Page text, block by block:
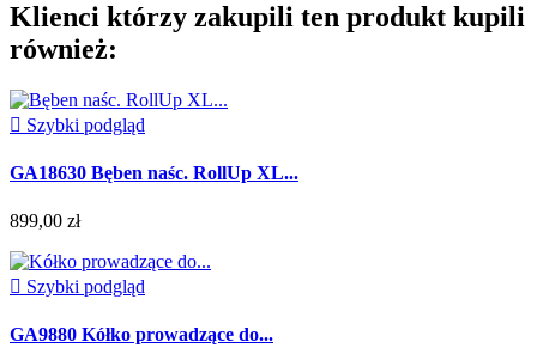
Klienci którzy zakupili ten produkt kupili
również:
 Szybki podgląd
GA18630 Bęben naśc. RollUp XL...
899,00 zł
 Szybki podgląd
GA9880 Kółko prowadzące do...